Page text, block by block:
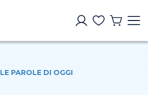
LE PAROLE DI OGGI